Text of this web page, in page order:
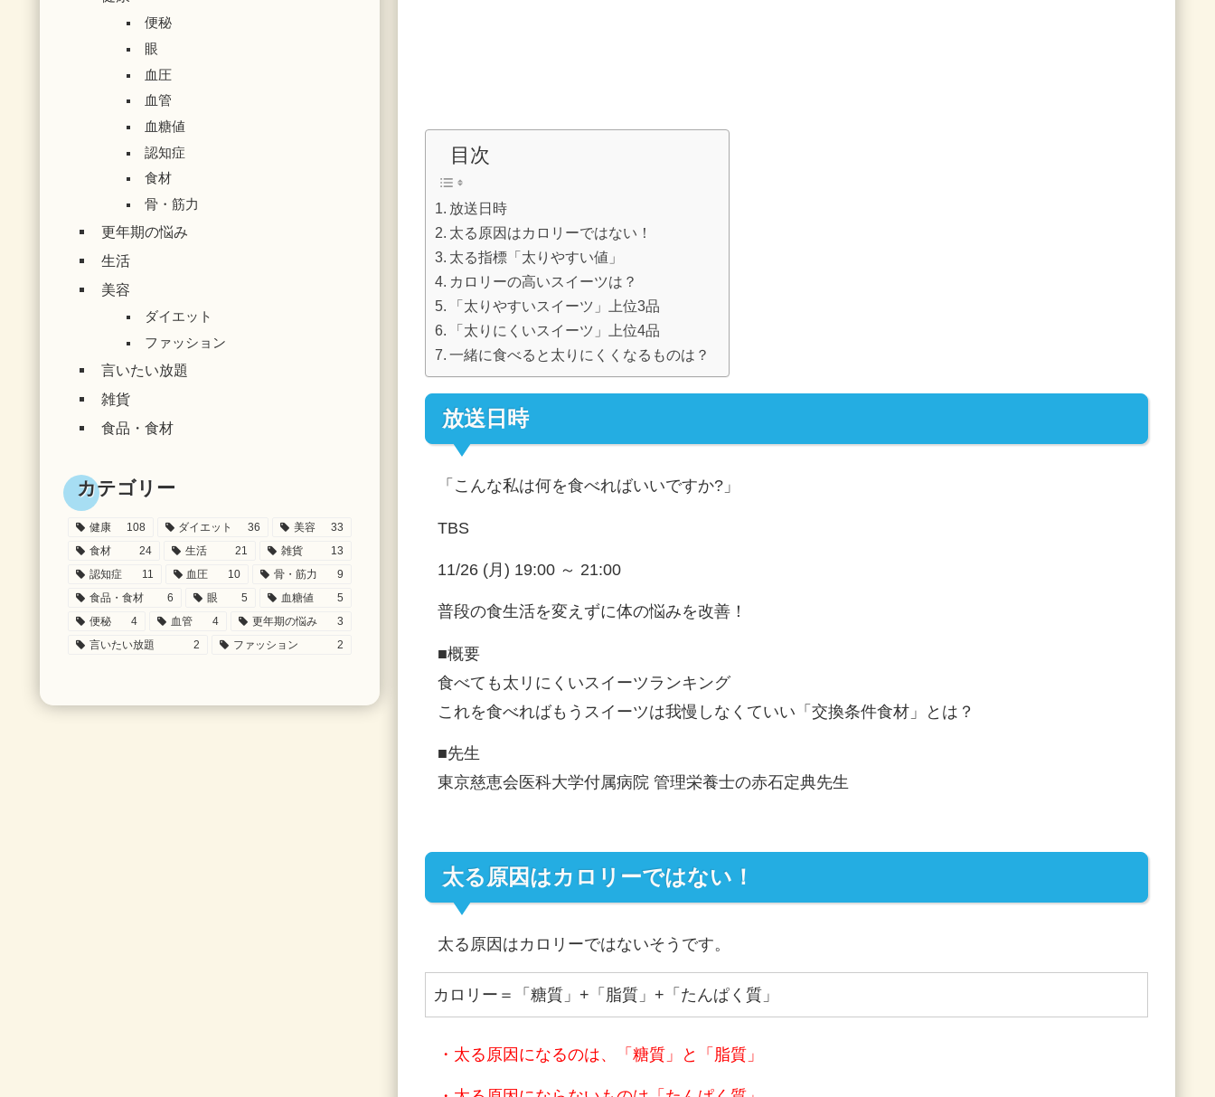
目次
放送日時
太る原因はカロリーではない！
太る指標「太りやすい値」
カロリーの高いスイーツは？
「太りやすいスイーツ」上位3品
「太りにくいスイーツ」上位4品
一緒に食べると太りにくくなるものは？
放送日時
「こんな私は何を食べればいいですか?」
TBS
11/26 (月) 19:00 ～ 21:00
普段の食生活を変えずに体の悩みを改善！
■概要
食べても太リにくいスイーツランキング
これを食べればもうスイーツは我慢しなくていい「交換条件食材」とは？
■先生
東京慈恵会医科大学付属病院 管理栄養士の赤石定典先生
太る原因はカロリーではない！
太る原因はカロリーではないそうです。
カロリー＝「糖質」+「脂質」+「たんぱく質」
・太る原因になるのは、「糖質」と「脂質」
便秘
眼
血圧
血管
血糖値
認知症
食材
骨・筋力
更年期の悩み
生活
美容
ダイエット
ファッション
言いたい放題
雑貨
食品・食材
カテゴリー
健康 108 ダイエット 36 美容
33
食材
24 生活 21 雑貨
13
認知症
11 血圧 10 骨・筋力
9
食品・食材
6 眼 5 血糖値
5
便秘
4 血管 4 更年期の悩み
3
言いたい放題
2 ファッション 2